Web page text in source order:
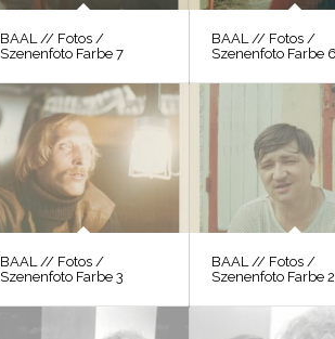
BAAL // Fotos /
Szenenfoto Farbe 7
BAAL // Fotos /
Szenenfoto Farbe
BAAL // Fotos /
Szenenfoto Farbe 3
BAAL // Fotos /
Szenenfoto Farbe 2